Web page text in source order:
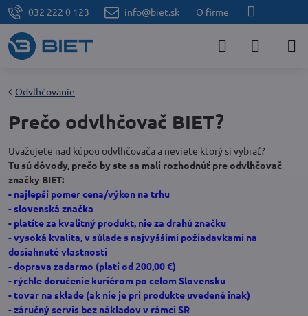
032 222 0 123 info@biet.sk O firme
Odvlhčovanie
Prečo odvlhčovač BIET?
Uvažujete nad kúpou odvlhčovača a neviete ktorý si vybrať?
Tu sú dôvody, prečo by ste sa mali rozhodnúť pre odvlhčovač
značky BIET:
- najlepší pomer cena/výkon na trhu
- slovenská značka
- platíte za kvalitný produkt, nie za drahú značku
- vysoká kvalita, v súlade s najvyššími požiadavkami na
dosiahnuté vlastnosti
- doprava zadarmo (platí od 200,00 €)
- rýchle doručenie kuriérom po celom Slovensku
- tovar na sklade (ak nie je pri produkte uvedené inak)
- záručný servis bez nákladov v rámci SR